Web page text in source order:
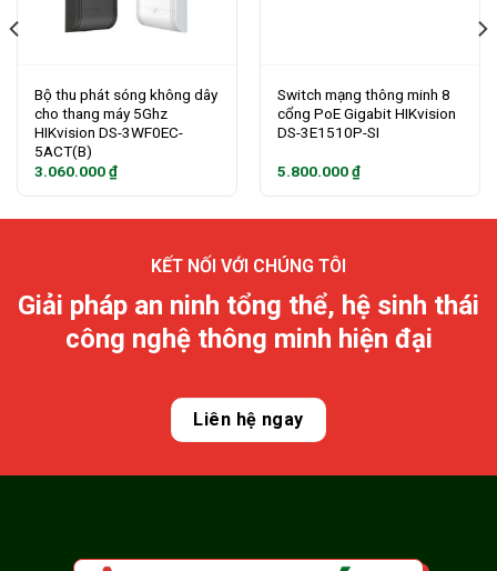
Bộ thu phát sóng không dây
cho thang máy 5Ghz
HIKvision DS-3WF0EC-
5ACT(B)
3.060.000₫
Switch mạng thông minh 8
cổng PoE Gigabit HIKvision
DS-3E1510P-SI
5.800.000₫
KẾT NỐI VỚI CHÚNG TÔI
Giải pháp an ninh tổng thể, hệ sinh thái
công nghệ thông minh hiện đại
Liên hệ ngay